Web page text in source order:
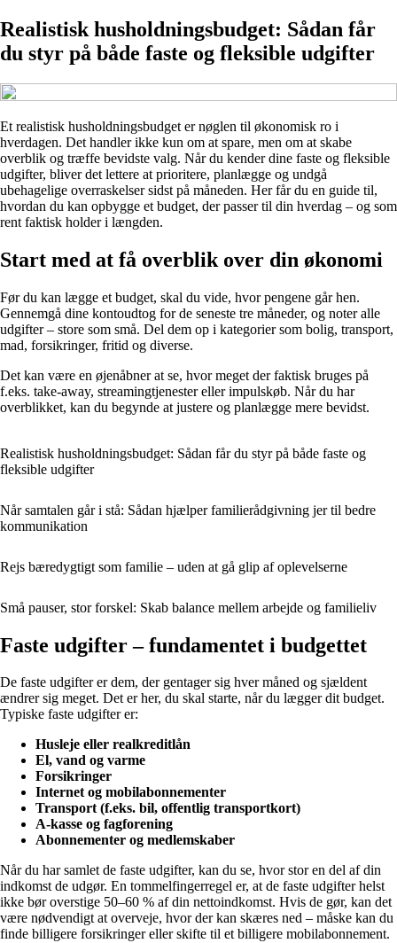
Realistisk husholdningsbudget: Sådan får
du styr på både faste og fleksible udgifter
Et realistisk husholdningsbudget er nøglen til økonomisk ro i
hverdagen. Det handler ikke kun om at spare, men om at skabe
overblik og træffe bevidste valg. Når du kender dine faste og fleksible
udgifter, bliver det lettere at prioritere, planlægge og undgå
ubehagelige overraskelser sidst på måneden. Her får du en guide til,
hvordan du kan opbygge et budget, der passer til din hverdag – og som
rent faktisk holder i længden.
Start med at få overblik over din økonomi
Før du kan lægge et budget, skal du vide, hvor pengene går hen.
Gennemgå dine kontoudtog for de seneste tre måneder, og noter alle
udgifter – store som små. Del dem op i kategorier som bolig, transport,
mad, forsikringer, fritid og diverse.
Det kan være en øjenåbner at se, hvor meget der faktisk bruges på
f.eks. take-away, streamingtjenester eller impulskøb. Når du har
overblikket, kan du begynde at justere og planlægge mere bevidst.
Realistisk husholdningsbudget: Sådan får du styr på både faste og
fleksible udgifter
Når samtalen går i stå: Sådan hjælper familierådgivning jer til bedre
kommunikation
Rejs bæredygtigt som familie – uden at gå glip af oplevelserne
Små pauser, stor forskel: Skab balance mellem arbejde og familieliv
Faste udgifter – fundamentet i budgettet
De faste udgifter er dem, der gentager sig hver måned og sjældent
ændrer sig meget. Det er her, du skal starte, når du lægger dit budget.
Typiske faste udgifter er:
Husleje eller realkreditlån
El, vand og varme
Forsikringer
Internet og mobilabonnementer
Transport (f.eks. bil, offentlig transportkort)
A-kasse og fagforening
Abonnementer og medlemskaber
Når du har samlet de faste udgifter, kan du se, hvor stor en del af din
indkomst de udgør. En tommelfingerregel er, at de faste udgifter helst
ikke bør overstige 50–60 % af din nettoindkomst. Hvis de gør, kan det
være nødvendigt at overveje, hvor der kan skæres ned – måske kan du
finde billigere forsikringer eller skifte til et billigere mobilabonnement.